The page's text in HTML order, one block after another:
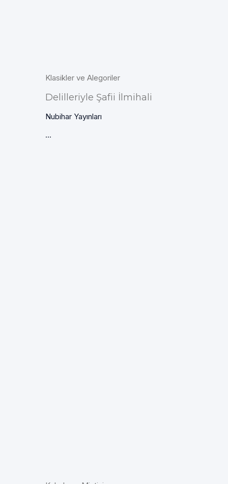
Klasikler ve Alegoriler
Delilleriyle Şafii İlmihali
Nubihar Yayınları
...